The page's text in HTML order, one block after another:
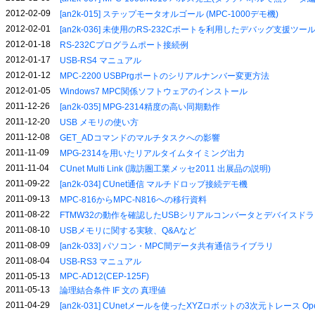
2012-02-09
[an2k-015] ステップモータオルゴール (MPC-1000デモ機)
2012-02-01
[an2k-036] 未使用のRS-232Cポートを利用したデバッグ支援ツール
2012-01-18
RS-232Cプログラムポート接続例
2012-01-17
USB-RS4 マニュアル
2012-01-12
MPC-2200 USBPrgポートのシリアルナンバー変更方法
2012-01-05
Windows7 MPC関係ソフトウェアのインストール
2011-12-26
[an2k-035] MPG-2314精度の高い同期動作
2011-12-20
USB メモリの使い方
2011-12-08
GET_ADコマンドのマルチタスクへの影響
2011-11-09
MPG-2314を用いたリアルタイムタイミング出力
2011-11-04
CUnet Multi Link (諏訪圏工業メッセ2011 出展品の説明)
2011-09-22
[an2k-034] CUnet通信 マルチドロップ接続デモ機
2011-09-13
MPC-816からMPC-N816への移行資料
2011-08-22
FTMW32の動作を確認したUSBシリアルコンバータとデバイスド
2011-08-10
USBメモリに関する実験、Q&Aなど
2011-08-09
[an2k-033] パソコン・MPC間データ共有通信ライブラリ
2011-08-04
USB-RS3 マニュアル
2011-05-13
MPC-AD12(CEP-125F)
2011-05-13
論理結合条件 IF 文の 真理値
2011-04-29
[an2k-031] CUnetメールを使ったXYZロボットの3次元トレース